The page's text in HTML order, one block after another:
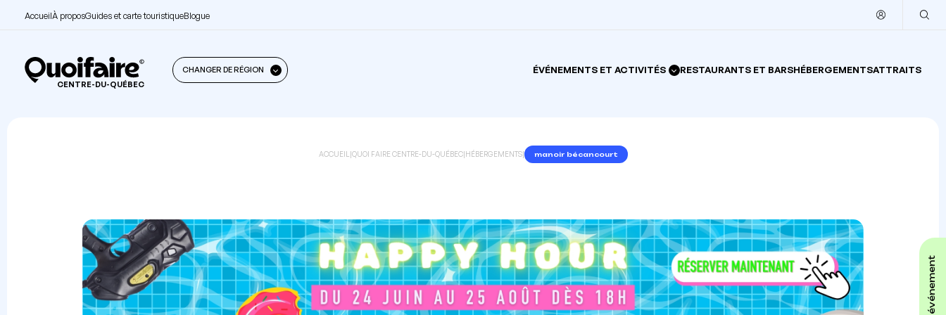
AccueilÀ proposGuides et carte touristiqueBlogue
CENTRE-DU-QUÉBEC
CHANGER DE RÉGION ÉVÉNEMENTS ET ACTIVITÉS RESTAURANTS ET BARSHÉBERGEMENTSATTRAITS
ACCUEIL |QUOI FAIRE CENTRE-DU-QUÉBEC|HÉBERGEMENTS| manoir bécancourt